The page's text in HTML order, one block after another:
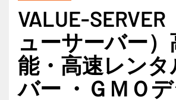
VALUE-SERVER
ューサーバー）
能・高速レンタ
バー ・ＧＭＯ